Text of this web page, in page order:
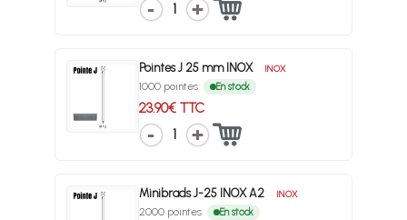
1
Pointes J 25 mm INOX INOX
1000 pointes En stock
23.90€ TTC
1
Minibrads J-25 INOX A2 INOX
2000 pointes En stock